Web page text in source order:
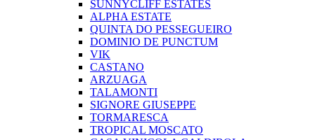
SUNNYCLIFF ESTATES
ALPHA ESTATE
QUINTA DO PESSEGUEIRO
DOMINIO DE PUNCTUM
VIK
CASTANO
ARZUAGA
TALAMONTI
SIGNORE GIUSEPPE
TORMARESCA
TROPICAL MOSCATO